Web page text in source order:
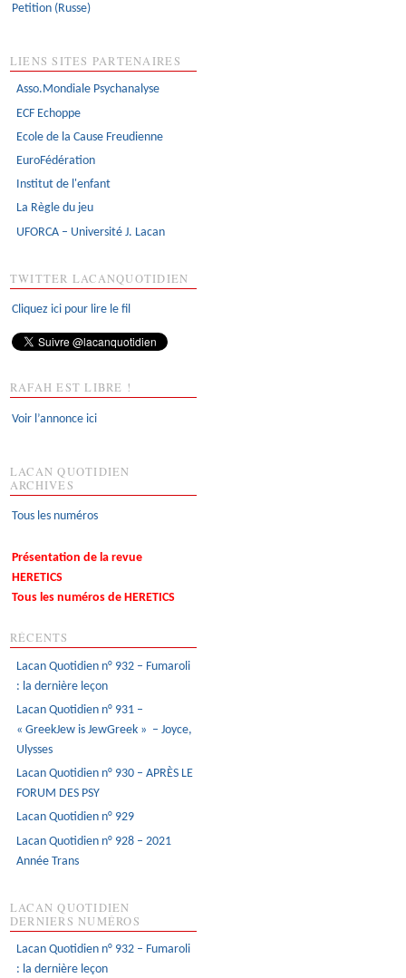
Petition (Russe)
LIENS SITES PARTENAIRES
Asso.Mondiale Psychanalyse
ECF Echoppe
Ecole de la Cause Freudienne
EuroFédération
Institut de l'enfant
La Règle du jeu
UFORCA – Université J. Lacan
TWITTER LACANQUOTIDIEN
Cliquez ici pour lire le fil
RAFAH EST LIBRE !
Voir l’annonce ici
LACAN QUOTIDIEN
ARCHIVES
Tous les numéros
Présentation de la revue
HERETICS
Tous les numéros de HERETICS
RÉCENTS
Lacan Quotidien n° 932 – Fumaroli
: la dernière leçon
Lacan Quotidien n° 931 –
« GreekJew is JewGreek » – Joyce,
Ulysses
Lacan Quotidien n° 930 – APRÈS LE
FORUM DES PSY
Lacan Quotidien n° 929
Lacan Quotidien n° 928 – 2021
Année Trans
LACAN QUOTIDIEN
DERNIERS NUMÉROS
Lacan Quotidien n° 932 – Fumaroli
: la dernière leçon